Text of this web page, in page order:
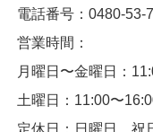
電話番号：0480-53-
営業時間：
月曜日〜金曜日：
土曜日：11:00〜